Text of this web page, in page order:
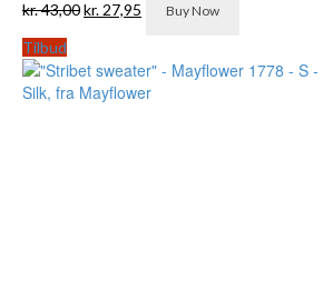
kr.43,00oprindelige
var:
kr. 43,00.
kr. 27,95aktuelle
er:
kr. 27,95.
Buy Now
Tilbud